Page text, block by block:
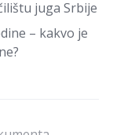
juga Srbije
– kakvo je